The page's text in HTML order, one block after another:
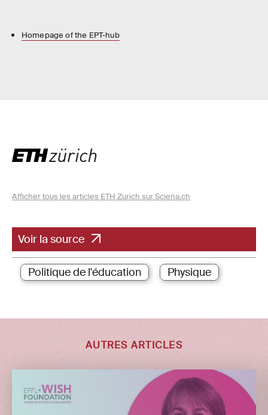
Homepage of the EPT-hub
Afficher tous les articles ETH Zurich sur Sciena.ch
Voir la source
Politique de l'éducation Physique
AUTRES ARTICLES